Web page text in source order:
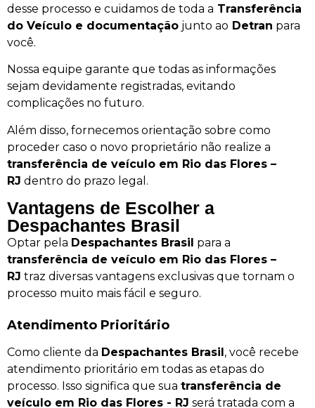
desse processo e cuidamos de toda a Transferência
do Veículo e documentação junto ao Detran para
você.
Nossa equipe garante que todas as informações
sejam devidamente registradas, evitando
complicações no futuro.
Além disso, fornecemos orientação sobre como
proceder caso o novo proprietário não realize a
transferência de veículo em Rio das Flores –
RJ dentro do prazo legal.
Vantagens de Escolher a
Despachantes Brasil
Optar pela Despachantes Brasil para a
transferência de veículo em Rio das Flores –
RJ traz diversas vantagens exclusivas que tornam o
processo muito mais fácil e seguro.
Atendimento Prioritário
Como cliente da Despachantes Brasil, você recebe
atendimento prioritário em todas as etapas do
processo. Isso significa que sua transferência de
veículo em Rio das Flores - RJ será tratada com a